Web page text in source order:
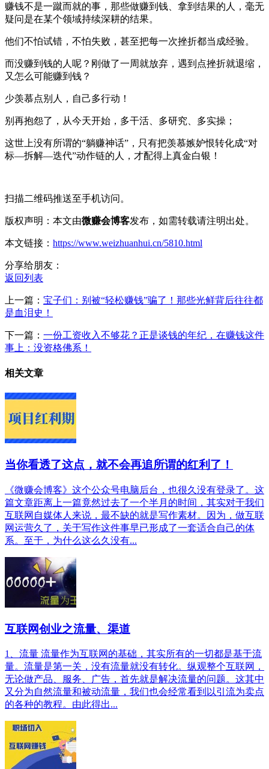
赚钱不是一蹴而就的事，那些做赚到钱、拿到结果的人，毫无
疑问是在某个领域持续深耕的结果。
他们不怕试错，不怕失败，甚至把每一次挫折都当成经验。
而没赚到钱的人呢？刚做了一周就放弃，遇到点挫折就退缩，
又怎么可能赚到钱？
少羡慕点别人，自己多行动！
别再抱怨了，从今天开始，多干活、多研究、多实操；
这世上没有所谓的“躺赚神话”，只有把羡慕嫉妒恨转化成“对
标—拆解—迭代”动作链的人，才配得上真金白银！
扫描二维码推送至手机访问。
版权声明：本文由微赚会博客发布，如需转载请注明出处。
本文链接： https://www.weizhuanhui.cn/5810.html
分享给朋友：
返回列表
上一篇： 宝子们：别被“轻松赚钱”骗了！那些光鲜背后往往都
是血泪史！
下一篇： 一份工资收入不够花？正是谈钱的年纪，在赚钱这件
事上：没资格佛系！
相关文章
当你看透了这点，就不会再追所谓的红利了！
《微赚会博客》这个公众号电脑后台，也很久没有登录了。这
篇文章距离上一篇竟然过去了一个半月的时间，其实对于我们
互联网自媒体人来说，最不缺的就是写作素材。因为，做互联
网运营久了，关于写作这件事早已形成了一套适合自己的体
系。至于，为什么这么久没有...
互联网创业之流量、渠道
1、流量 流量作为互联网的基础，其实所有的一切都是基于流
量。流量是第一关，没有流量就没有转化。纵观整个互联网，
无论做产品、服务、广告，首先就是解决流量的问题。这其中
又分为自然流量和被动流量，我们也会经常看到以引流为卖点
的各种的教程。由此得出...